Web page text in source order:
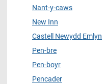
Nant-y-caws
New Inn
Castell Newydd Emlyn
Pen-bre
Pen-boyr
Pencader